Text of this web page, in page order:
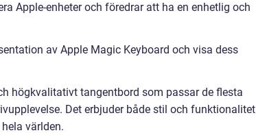
Apple-enheter och föredrar att ha en enhetlig och
av Apple Magic Keyboard och visa dess
högkvalitativt tangentbord som passar de flesta
Det erbjuder både stil och funktionalitet
världen.